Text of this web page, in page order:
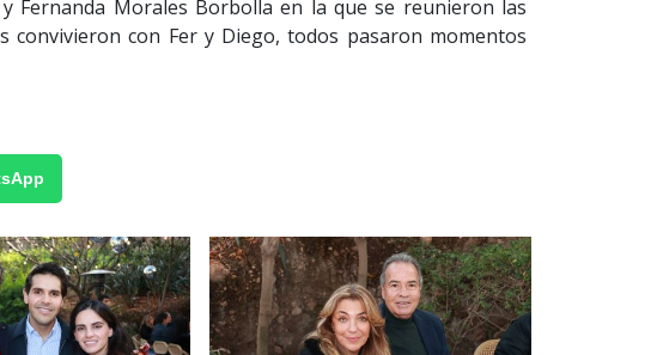
Fernanda Morales Borbolla en la que se reunieron las
con Fer y Diego, todos pasaron momentos